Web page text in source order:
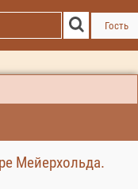
Гость
Мейерхольда.